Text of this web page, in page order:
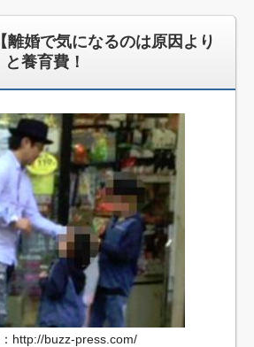
離婚で気になるのは原因より
養育費！
http://buzz-press.com/